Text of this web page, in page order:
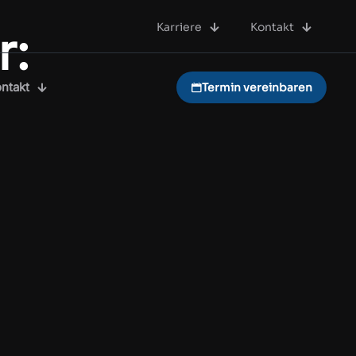
Karriere Kontakt
Termin vereinbaren